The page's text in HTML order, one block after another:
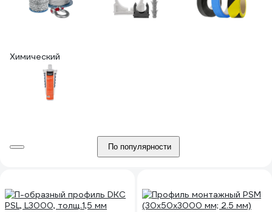
Химический
По популярности